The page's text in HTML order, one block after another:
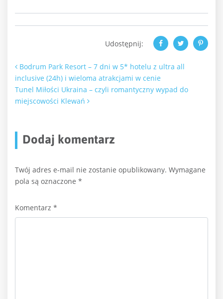
Udostępnij:
Nawigacja po artykułach
Bodrum Park Resort – 7 dni w 5* hotelu z ultra all
inclusive (24h) i wieloma atrakcjami w cenie
Tunel Miłości Ukraina – czyli romantyczny wypad do
miejscowości Klewań
Dodaj komentarz
Twój adres e-mail nie zostanie opublikowany. Wymagane
pola są oznaczone *
Komentarz *